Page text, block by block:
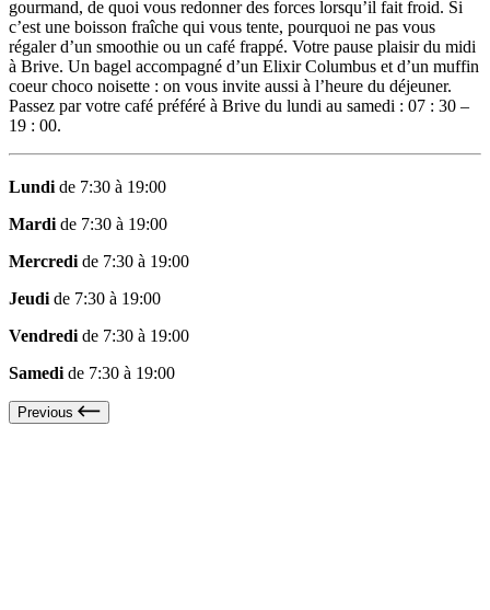
gourmand, de quoi vous redonner des forces lorsqu’il fait froid. Si
c’est une boisson fraîche qui vous tente, pourquoi ne pas vous
régaler d’un smoothie ou un café frappé. Votre pause plaisir du midi
à Brive. Un bagel accompagné d’un Elixir Columbus et d’un muffin
coeur choco noisette : on vous invite aussi à l’heure du déjeuner.
Passez par votre café préféré à Brive du lundi au samedi : 07 : 30 –
19 : 00.
Lundi de 7:30 à 19:00
Mardi de 7:30 à 19:00
Mercredi de 7:30 à 19:00
Jeudi de 7:30 à 19:00
Vendredi de 7:30 à 19:00
Samedi de 7:30 à 19:00
Previous